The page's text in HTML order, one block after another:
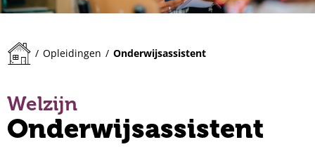
Organisatie
/ Opleidingen / Onderwijsassistent
Welzijn
Onderwijsassistent